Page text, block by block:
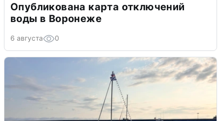
Опубликована карта отключений
воды в Воронеже
6 августа 0